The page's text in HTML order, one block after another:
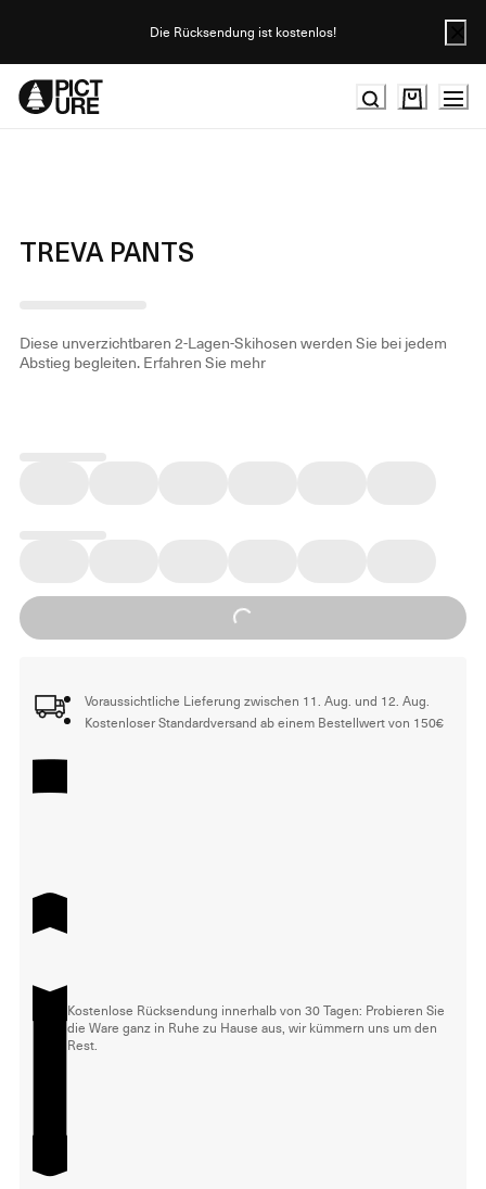
Die Rücksendung ist kostenlos!
TREVA PANTS
Diese unverzichtbaren 2-Lagen-Skihosen werden Sie bei jedem
Abstieg begleiten.Erfahren Sie mehr
Loading...
Voraussichtliche Lieferung zwischen 11. Aug. und 12. Aug.
Kostenloser Standardversand ab einem Bestellwert von 150€
Kostenlose Rücksendung innerhalb von 30 Tagen: Probieren Sie
die Ware ganz in Ruhe zu Hause aus, wir kümmern uns um den
Rest.